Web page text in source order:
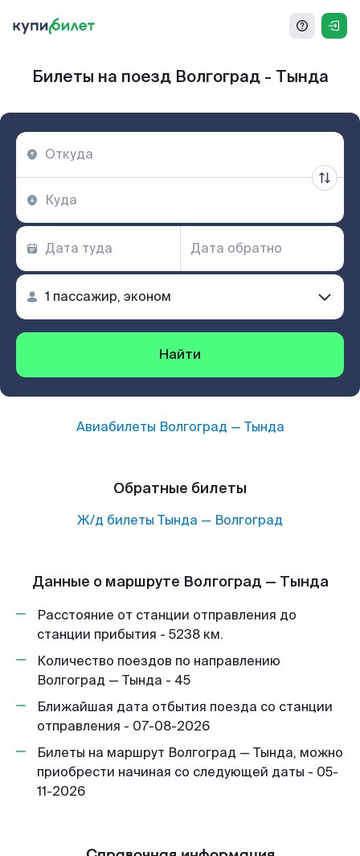
Билеты на поезд Волгоград - Тында
Найти
Авиабилеты Волгоград — Тында
Обратные билеты
Ж/д билеты Тында — Волгоград
Данные о маршруте Волгоград — Тында
Расстояние от станции отправления до
станции прибытия - 5238 км.
Количество поездов по направлению
Волгоград — Тында - 45
Ближайшая дата отбытия поезда со станции
отправления - 07-08-2026
Билеты на маршрут Волгоград — Тында, можно
приобрести начиная со следующей даты - 05-
11-2026